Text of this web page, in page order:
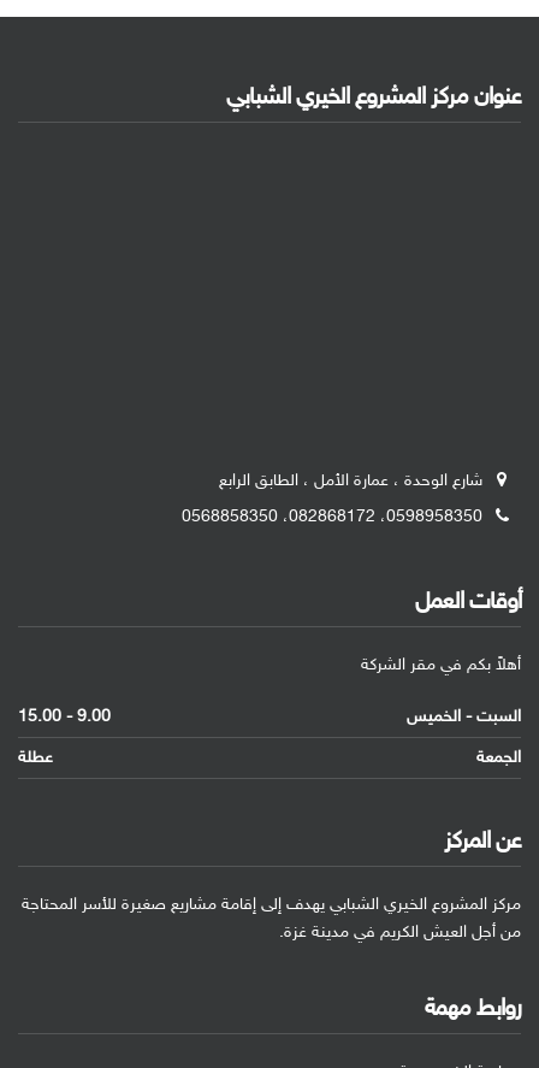
عنوان مركز المشروع الخيري الشبابي
شارع الوحدة ، عمارة الأمل ، الطابق الرابع
0598958350، 082868172، 0568858350
أوقات العمل
أهلاً بكم في مقر الشركة
السبت - الخميس
9.00 - 15.00
الجمعة
عطلة
عن المركز
مركز المشروع الخيري الشبابي يهدف إلى إقامة مشاريع صغيرة للأسر المحتاجة
من أجل العيش الكريم في مدينة غزة.
روابط مهمة